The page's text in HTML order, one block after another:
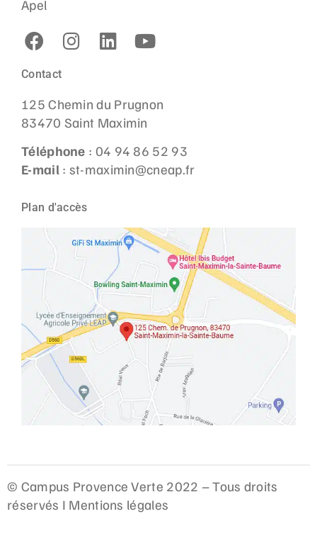
Apel
Contact
125 Chemin du Prugnon
83470 Saint Maximin
Téléphone : 04 94 86 52 93
E-mail : st-maximin@cneap.fr
Plan d'accès
© Campus Provence Verte 2022 – Tous droits
réservés I Mentions légales